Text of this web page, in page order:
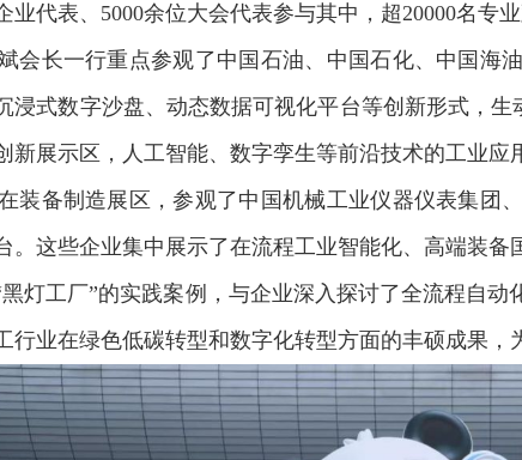
业代表、5000余位大会代表参与其中，超20000名专业
会长一行重点参观了中国石油、中国石化、中国海
浸式数字沙盘、动态数据可视化平台等创新形式，
新展示区，人工智能、数字孪生等前沿技术的工业应
装备制造展区，参观了中国机械工业仪器仪表集团
。这些企业集中展示了在流程工业智能化、高端装
黑灯工厂”的实践案例，与企业深入探讨了全流程自
行业在绿色低碳转型和数字化转型方面的丰硕成果，